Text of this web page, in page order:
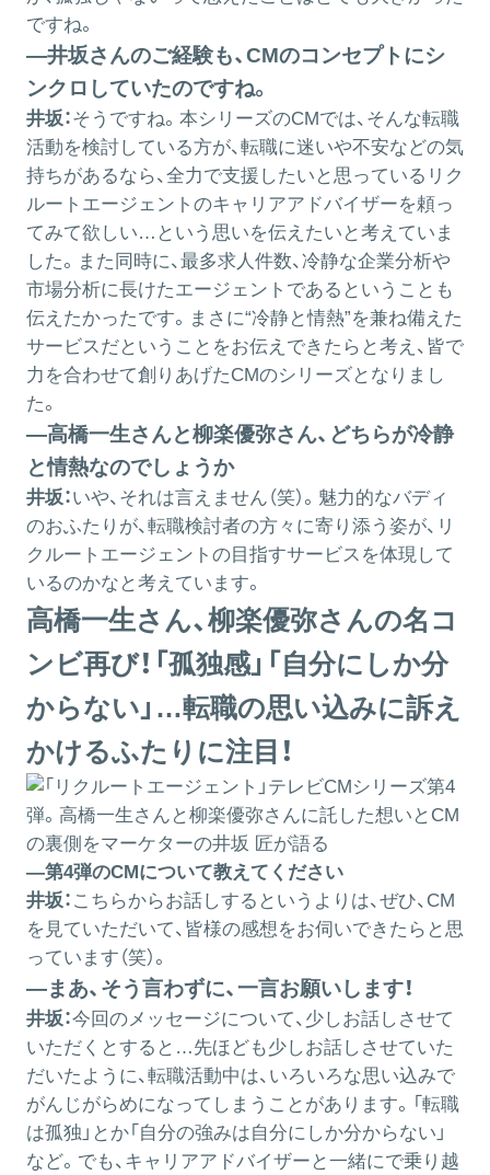
ですね。
―井坂さんのご経験も、CMのコンセプトにシ
ンクロしていたのですね。
井坂：そうですね。本シリーズのCMでは、そんな転職
活動を検討している方が、転職に迷いや不安などの気
持ちがあるなら、全力で支援したいと思っているリク
ルートエージェントのキャリアアドバイザーを頼っ
てみて欲しい…という思いを伝えたいと考えていま
した。また同時に、最多求人件数、冷静な企業分析や
市場分析に長けたエージェントであるということも
伝えたかったです。まさに“冷静と情熱”を兼ね備えた
サービスだということをお伝えできたらと考え、皆で
力を合わせて創りあげたCMのシリーズとなりまし
た。
―高橋一生さんと柳楽優弥さん、どちらが冷静
と情熱なのでしょうか
井坂：いや、それは言えません（笑）。魅力的なバディ
のおふたりが、転職検討者の方々に寄り添う姿が、リ
クルートエージェントの目指すサービスを体現して
いるのかなと考えています。
高橋一生さん、柳楽優弥さんの名コ
ンビ再び！「孤独感」「自分にしか分
からない」…転職の思い込みに訴え
かけるふたりに注目！
―第4弾のCMについて教えてください
井坂： こちらからお話しするというよりは、ぜひ、CM
を見ていただいて、皆様の感想をお伺いできたらと思
っています（笑）。
―まあ、そう言わずに、一言お願いします！
井坂：今回のメッセージについて、少しお話しさせて
いただくとすると…先ほども少しお話しさせていた
だいたように、転職活動中は、いろいろな思い込みで
がんじがらめになってしまうことがあります。「転職
は孤独」とか「自分の強みは自分にしか分からない」
など。でも、キャリアアドバイザーと一緒にで乗り越